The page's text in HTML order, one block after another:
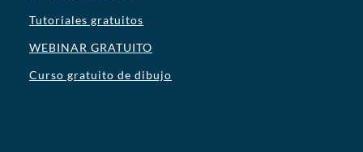
Tutoriales gratuitos
WEBINAR GRATUITO
Curso gratuito de dibujo